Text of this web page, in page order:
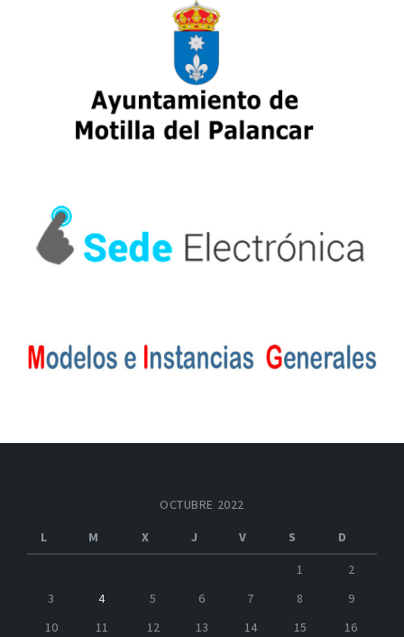
OCTUBRE 2022
L
M X J V S
D
1
2
3
4 5 6 7 8
9
10
11 12 13 14 15
16